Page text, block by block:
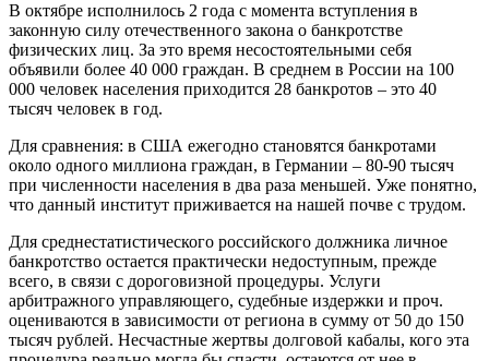
В октябре исполнилось 2 года с момента вступления в
законную силу отечественного закона о банкротстве
физических лиц. За это время несостоятельными себя
объявили более 40 000 граждан. В среднем в России на 100
000 человек населения приходится 28 банкротов – это 40
тысяч человек в год.
Для сравнения: в США ежегодно становятся банкротами
около одного миллиона граждан, в Германии – 80-90 тысяч
при численности населения в два раза меньшей. Уже понятно,
что данный институт приживается на нашей почве с трудом.
Для среднестатистического российского должника личное
банкротство остается практически недоступным, прежде
всего, в связи с дороговизной процедуры. Услуги
арбитражного управляющего, судебные издержки и проч.
оцениваются в зависимости от региона в сумму от 50 до 150
тысяч рублей. Несчастные жертвы долговой кабалы, кого эта